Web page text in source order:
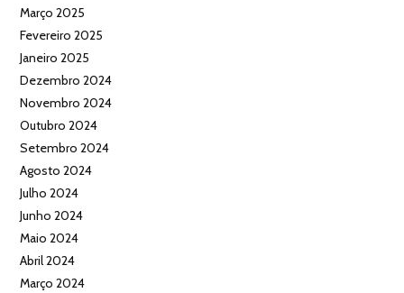
Março 2025
Fevereiro 2025
Janeiro 2025
Dezembro 2024
Novembro 2024
Outubro 2024
Setembro 2024
Agosto 2024
Julho 2024
Junho 2024
Maio 2024
Abril 2024
Março 2024